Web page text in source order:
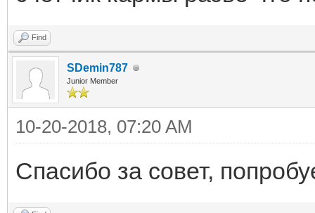
Find
SDemin787
Junior Member
10-20-2018, 07:20 AM
Спасибо за совет,